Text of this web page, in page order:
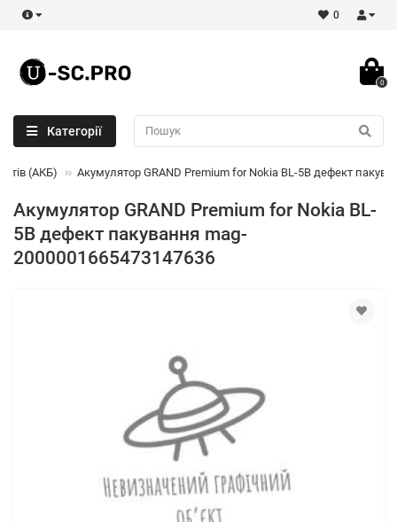
0
0
Категорії
(АКБ) Акумулятор GRAND Premium for Nokia BL-5B дефект
Акумулятор GRAND Premium for Nokia BL-
5B дефект пакування mag-
2000001665473147636